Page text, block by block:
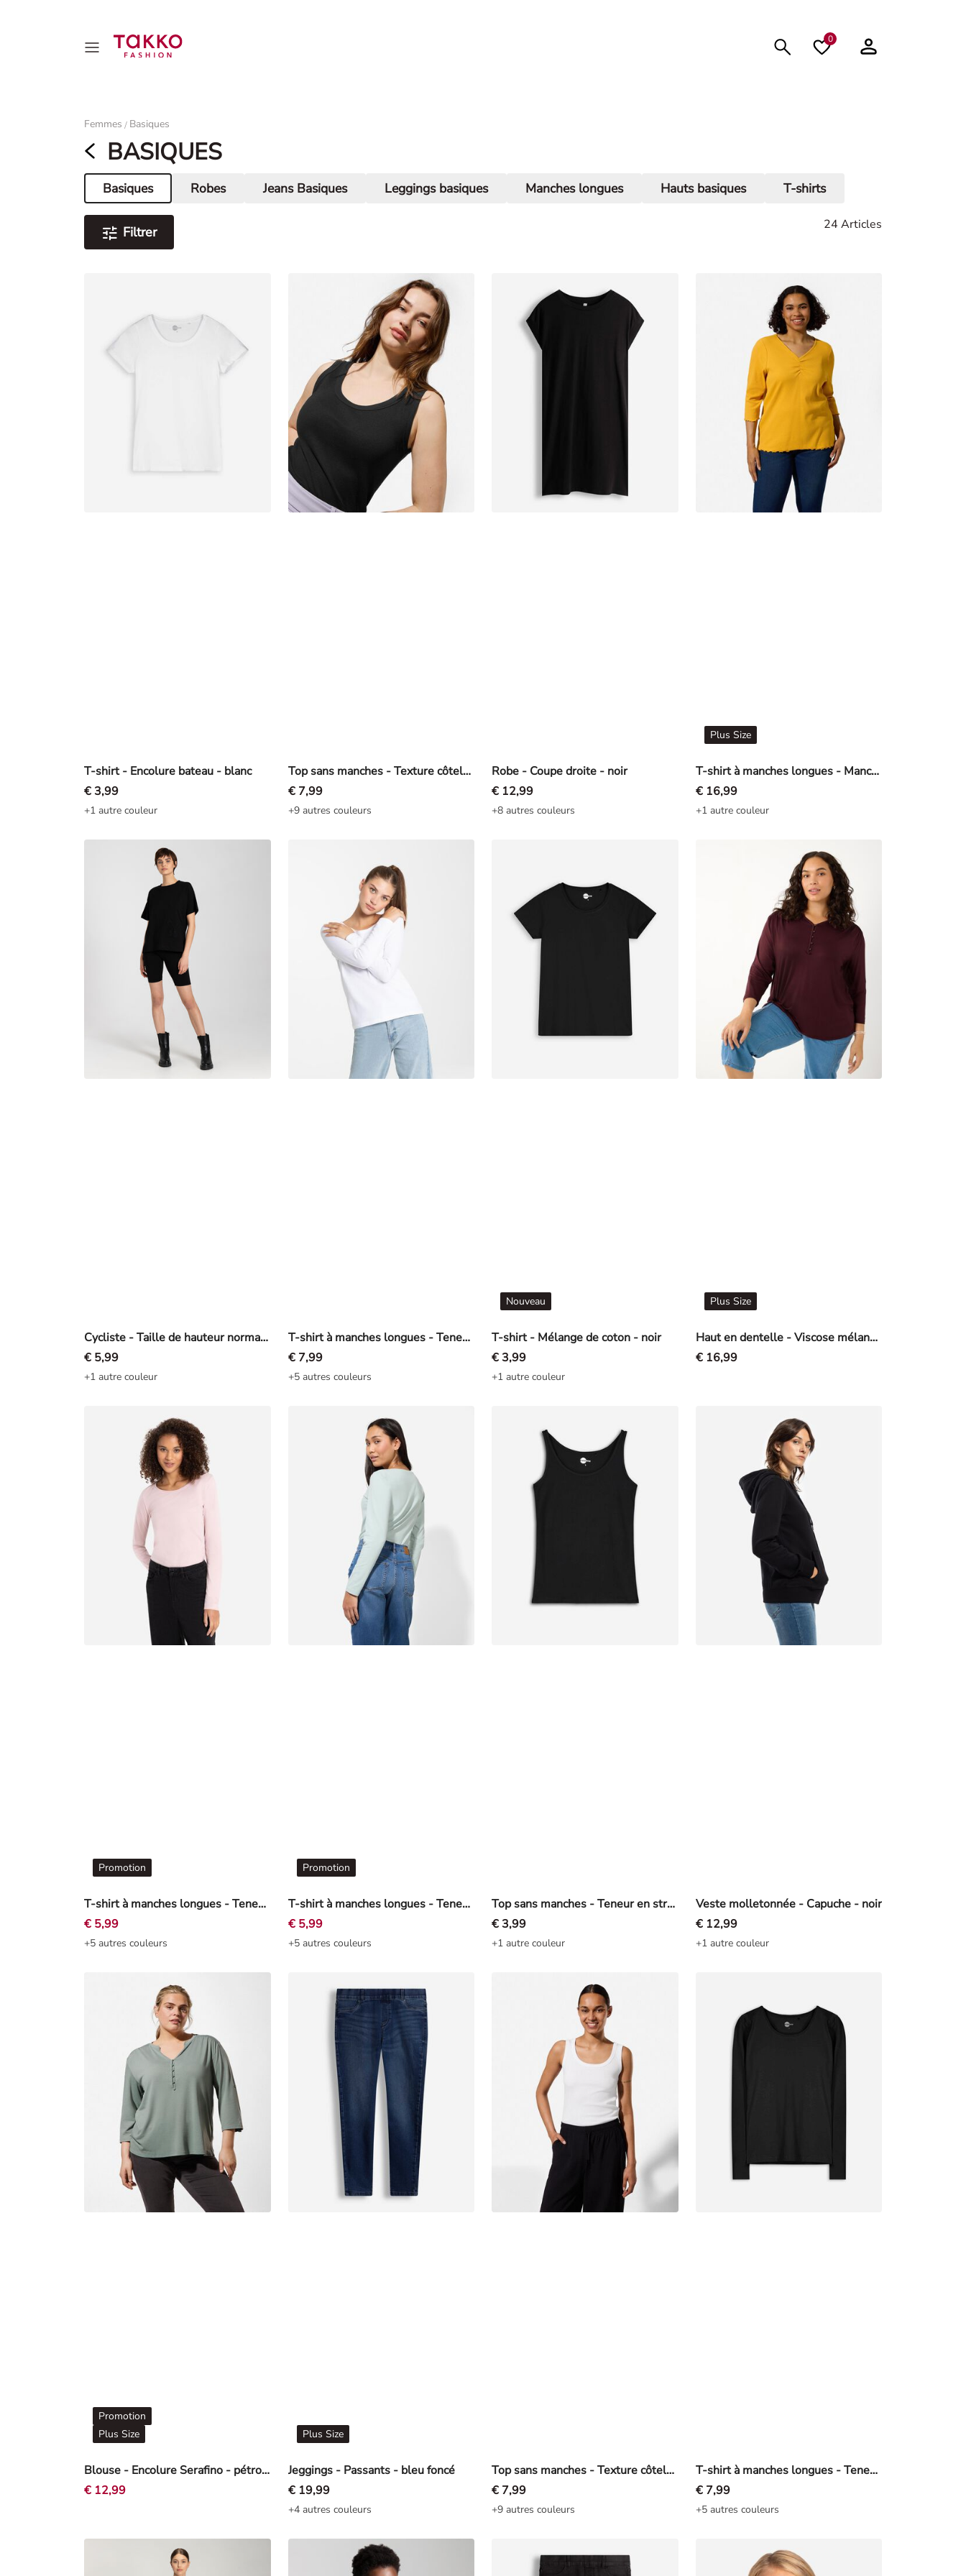
0
Femmes / Basiques
BASIQUES
Basiques
Page actuelle Robes Jeans Basiques Leggings basiques Manches longues Hauts basiques T-shirts
Filtrer 24 Articles
T-shirt - Encolure bateau - blanc
€ 3,99
+1 autre couleur
Top sans manches - Texture côtelée - noir
€ 7,99
+9 autres couleurs
Robe - Coupe droite - noir
€ 12,99
+8 autres couleurs
T-shirt à manches longues - Manches trois-quarts - Jaune
Plus Size
€ 16,99
+1 autre couleur
Cycliste - Taille de hauteur normale - noir
€ 5,99
+1 autre couleur
T-shirt à manches longues - Teneur en stretch - blanc
€ 7,99
+5 autres couleurs
T-shirt - Mélange de coton - noir
Nouveau
€ 3,99
+1 autre couleur
Haut en dentelle - Viscose mélangée - mauve
Plus Size
€ 16,99
T-shirt à manches longues - Teneur en stretch - rosé tendre
Promotion
€ 5,99
+5 autres couleurs
T-shirt à manches longues - Teneur en stretch - menthe
Promotion
€ 5,99
+5 autres couleurs
Top sans manches - Teneur en stretch - noir
€ 3,99
+1 autre couleur
Veste molletonnée - Capuche - noir
€ 12,99
+1 autre couleur
Blouse - Encolure Serafino - pétrole
Promotion
Plus Size
€ 12,99
Jeggings - Passants - bleu foncé
Plus Size
€ 19,99
+4 autres couleurs
Top sans manches - Texture côtelée - blanc
€ 7,99
+9 autres couleurs
T-shirt à manches longues - Teneur en stretch - noir
€ 7,99
+5 autres couleurs